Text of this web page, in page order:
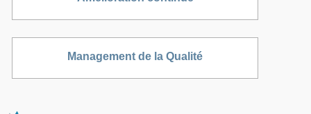
Management de la Qualité